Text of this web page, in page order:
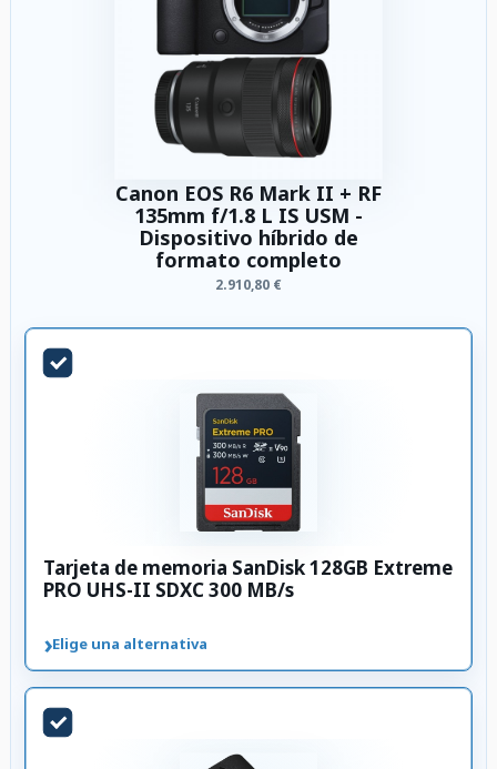
Canon EOS R6 Mark II + RF
135mm f/1.8 L IS USM -
Dispositivo híbrido de
formato completo
2.910,80 €
Tarjeta de memoria SanDisk 128GB Extreme
PRO UHS-II SDXC 300 MB/s
›Elige una alternativa